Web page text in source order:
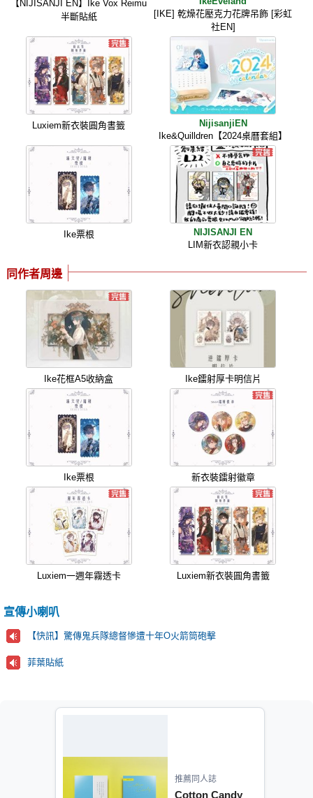
【NIJISANJI EN】Ike Vox Reimu
半斷貼紙
[IKE] 乾燥花壓克力花牌吊飾 [彩虹
社EN]
Luxiem新衣裝圓角書籤
NijisanjiEN
Ike&Quilldren【2024桌曆套組】
Ike票根
NIJISANJI EN
LIM新衣認親小卡
同作者周邊
Ike花框A5收納盒 Ike鐳射厚卡明信片
Ike票根 新衣裝鐳射徽章
Luxiem一週年霧透卡 Luxiem新衣裝圓角書籤
宣傳小喇叭
【快訊】驚傳鬼兵隊總督慘遭十年O火箭筒砲擊
菲葉貼紙
推薦同人誌
Cotton Candy